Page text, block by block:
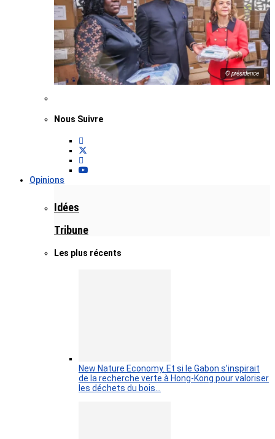
© présidence
Nous Suivre
Opinions
Idées
Tribune
Les plus récents
New Nature Economy. Et si le Gabon s’inspirait
de la recherche verte à Hong-Kong pour valoriser
les déchets du bois…